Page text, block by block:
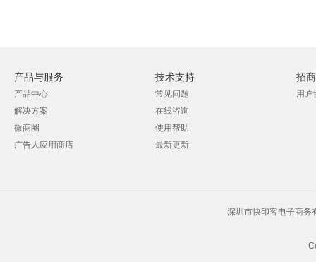
产品与服务
产品中心
解决方案
微商圈
广告人应用商店
技术支持
常见问题
在线咨询
使用帮助
最新更新
招
用户
深圳市快印客电子商